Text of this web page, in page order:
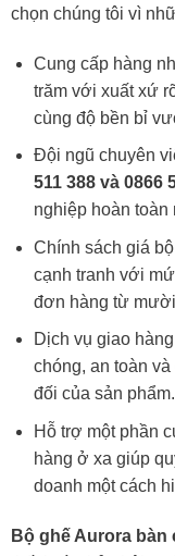
chọn chúng tôi vì
Cung cấp hàng
trăm với xuất xứ
cùng độ bền bỉ
Đội ngũ chuyên
511 388 và 0866
nghiệp hoàn toàn
Chính sách giá
cạnh tranh với
đơn hàng từ
Dịch vụ giao
chóng, an toàn
đối của sản phẩm.
Hỗ trợ một phần
hàng ở xa giúp
doanh một cách
Bộ ghế Aurora